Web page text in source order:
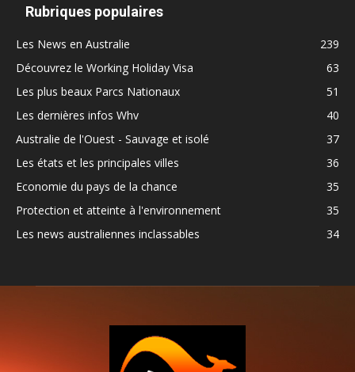
Rubriques populaires
Les News en Australie
239
Découvrez le Working Holiday Visa
63
Les plus beaux Parcs Nationaux
51
Les dernières infos Whv
40
Australie de l'Ouest - Sauvage et isolé
37
Les états et les principales villes
36
Economie du pays de la chance
35
Protection et atteinte à l'environnement
35
Les news australiennes inclassables
34